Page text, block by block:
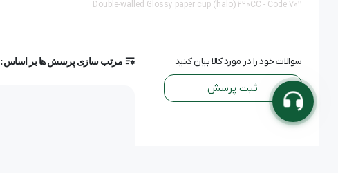
Double-walled Glossy paper cup (halo) 220CC - Code 7011
سوالات خود را در مورد کالا بیان کنید
ثبت پرسش
مرتب سازی پرسش ها بر اساس: